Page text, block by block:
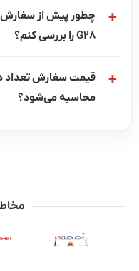
چطور پیش از سفارش تعداد،
محاسبه می‌شود؟
مخاطبین